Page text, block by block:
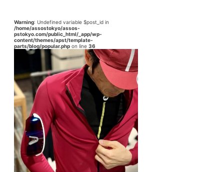
Warning: Undefined variable $post_id in
/home/assostokyo/assos-
pstokyo.com/public_html/_app/wp-
content/themes/apst/template-
parts/blog/popular.php on line 36